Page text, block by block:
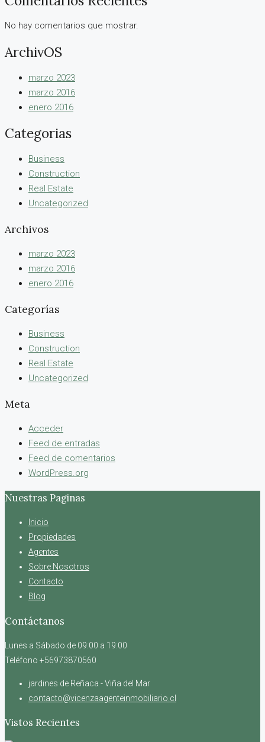
No hay comentarios que mostrar.
ArchivOS
marzo 2023
marzo 2016
enero 2016
Categorias
Business
Construction
Real Estate
Uncategorized
Archivos
marzo 2023
marzo 2016
enero 2016
Categorías
Business
Construction
Real Estate
Uncategorized
Meta
Acceder
Feed de entradas
Feed de comentarios
WordPress.org
Nuestras Paginas
Inicio
Propiedades
Agentes
Sobre Nosotros
Contacto
Blog
Contáctanos
Lunes a Sábado de 09:00 a 19:00
Teléfono +56973870560
jardines de Reñaca - Viña del Mar
contacto@vicenzaagenteinmobiliario.cl
Vistos Recientes